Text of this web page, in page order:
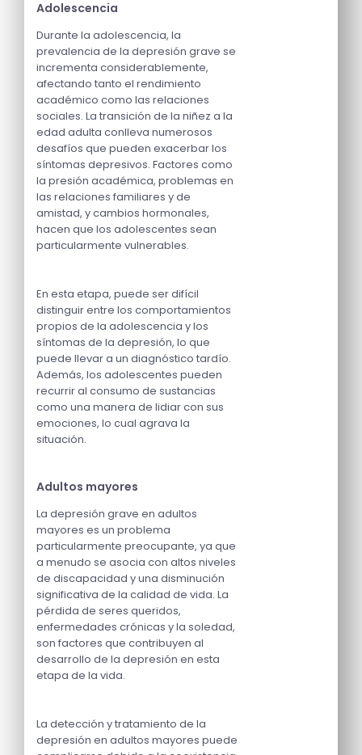
Adolescencia
Durante la adolescencia, la
prevalencia de la depresión grave se
incrementa considerablemente,
afectando tanto el rendimiento
académico como las relaciones
sociales. La transición de la niñez a la
edad adulta conlleva numerosos
desafíos que pueden exacerbar los
síntomas depresivos. Factores como
la presión académica, problemas en
las relaciones familiares y de
amistad, y cambios hormonales,
hacen que los adolescentes sean
particularmente vulnerables.
En esta etapa, puede ser difícil
distinguir entre los comportamientos
propios de la adolescencia y los
síntomas de la depresión, lo que
puede llevar a un diagnóstico tardío.
Además, los adolescentes pueden
recurrir al consumo de sustancias
como una manera de lidiar con sus
emociones, lo cual agrava la
situación.
Adultos mayores
La depresión grave en adultos
mayores es un problema
particularmente preocupante, ya que
a menudo se asocia con altos niveles
de discapacidad y una disminución
significativa de la calidad de vida. La
pérdida de seres queridos,
enfermedades crónicas y la soledad,
son factores que contribuyen al
desarrollo de la depresión en esta
etapa de la vida.
La detección y tratamiento de la
depresión en adultos mayores puede